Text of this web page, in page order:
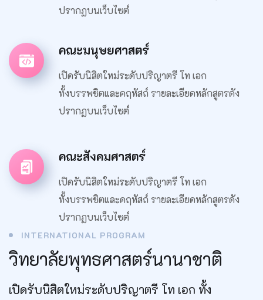
ปรากฏบนเว็บไซต์
คณะมนุษยศาสตร์
เปิดรับนิสิตใหม่ระดับปริญาตรี โท เอก
ทั้งบรรพชิตและคฤหัสถ์ รายละเอียดหลักสูตรดัง
ปรากฏบนเว็บไซต์
คณะสังคมศาสตร์
เปิดรับนิสิตใหม่ระดับปริญาตรี โท เอก
ทั้งบรรพชิตและคฤหัสถ์ รายละเอียดหลักสูตรดัง
ปรากฏบนเว็บไซต์
INTERNATIONAL PROGRAM
วิทยาลัยพุทธศาสตร์นานาชาติ
เปิดรับนิสิตใหม่ระดับปริญาตรี โท เอก ทั้ง